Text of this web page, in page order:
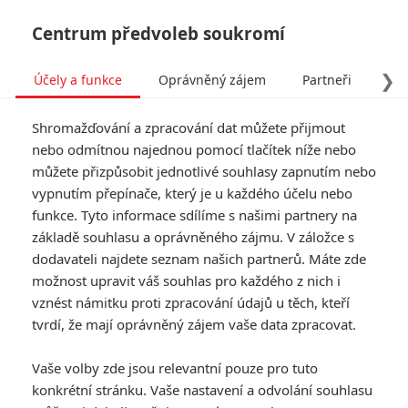
6.0/10
Sněhulák
Sněhulák je sedmou knihou volné
série krimirománů, jejichž hrdinou
listopad. V Oslu napadl první
sníh. Birte Beckerová přichází
Centrum předvoleb soukromí
❯
Účely a funkce Oprávněný zájem Partneři
Shromažďování a zpracování dat můžete přijmout
nebo odmítnou najednou pomocí tlačítek níže nebo
můžete přizpůsobit jednotlivé souhlasy zapnutím nebo
vypnutím přepínače, který je u každého účelu nebo
funkce. Tyto informace sdílíme s našimi partnery na
základě souhlasu a oprávněného zájmu. V záložce s
dodavateli najdete seznam našich partnerů. Máte zde
možnost upravit váš souhlas pro každého z nich i
vznést námitku proti zpracování údajů u těch, kteří
tvrdí, že mají oprávněný zájem vaše data zpracovat.
Vaše volby zde jsou relevantní pouze pro tuto
konkrétní stránku. Vaše nastavení a odvolání souhlasu